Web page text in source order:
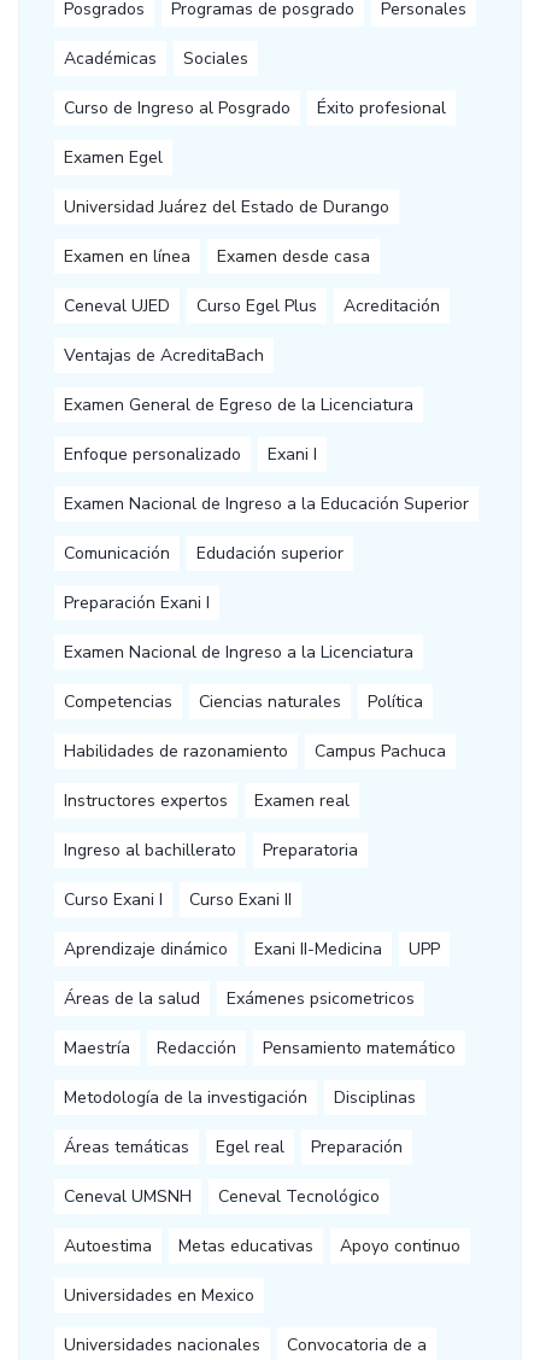
Posgrados Programas de posgrado Personales
Académicas Sociales
Curso de Ingreso al Posgrado Éxito profesional
Examen Egel
Universidad Juárez del Estado de Durango
Examen en línea Examen desde casa
Ceneval UJED Curso Egel Plus Acreditación
Ventajas de AcreditaBach
Examen General de Egreso de la Licenciatura
Enfoque personalizado Exani I
Examen Nacional de Ingreso a la Educación Superior
Comunicación Edudación superior
Preparación Exani I
Examen Nacional de Ingreso a la Licenciatura
Competencias Ciencias naturales Política
Habilidades de razonamiento Campus Pachuca
Instructores expertos Examen real
Ingreso al bachillerato Preparatoria
Curso Exani I Curso Exani II
Aprendizaje dinámico Exani II-Medicina UPP
Áreas de la salud Exámenes psicometricos
Maestría Redacción Pensamiento matemático
Metodología de la investigación Disciplinas
Áreas temáticas Egel real Preparación
Ceneval UMSNH Ceneval Tecnológico
Autoestima Metas educativas Apoyo continuo
Universidades en Mexico
Universidades nacionales Convocatoria de a